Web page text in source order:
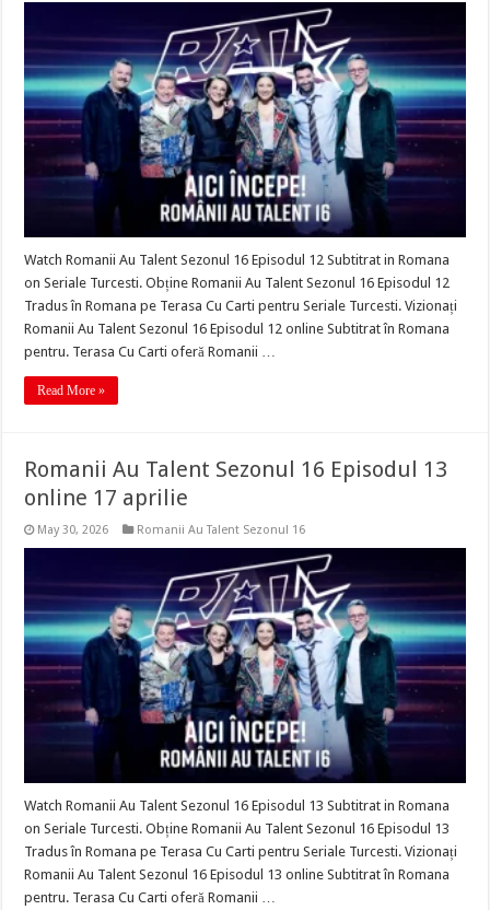
Watch Romanii Au Talent Sezonul 16 Episodul 12 Subtitrat in Romana
on Seriale Turcesti. Obține Romanii Au Talent Sezonul 16 Episodul 12
Tradus în Romana pe Terasa Cu Carti pentru Seriale Turcesti. Vizionați
Romanii Au Talent Sezonul 16 Episodul 12 online Subtitrat în Romana
pentru. Terasa Cu Carti oferă Romanii …
Read More »
Romanii Au Talent Sezonul 16 Episodul 13
online 17 aprilie
May 30, 2026 Romanii Au Talent Sezonul 16
Watch Romanii Au Talent Sezonul 16 Episodul 13 Subtitrat in Romana
on Seriale Turcesti. Obține Romanii Au Talent Sezonul 16 Episodul 13
Tradus în Romana pe Terasa Cu Carti pentru Seriale Turcesti. Vizionați
Romanii Au Talent Sezonul 16 Episodul 13 online Subtitrat în Romana
pentru. Terasa Cu Carti oferă Romanii …